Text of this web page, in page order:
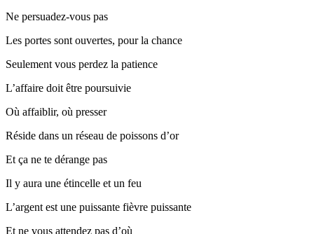
Ne persuadez-vous pas
Les portes sont ouvertes, pour la chance
Seulement vous perdez la patience
L’affaire doit être poursuivie
Où affaiblir, où presser
Réside dans un réseau de poissons d’or
Et ça ne te dérange pas
Il y aura une étincelle et un feu
L’argent est une puissante fièvre puissante
Et ne vous attendez pas d’où